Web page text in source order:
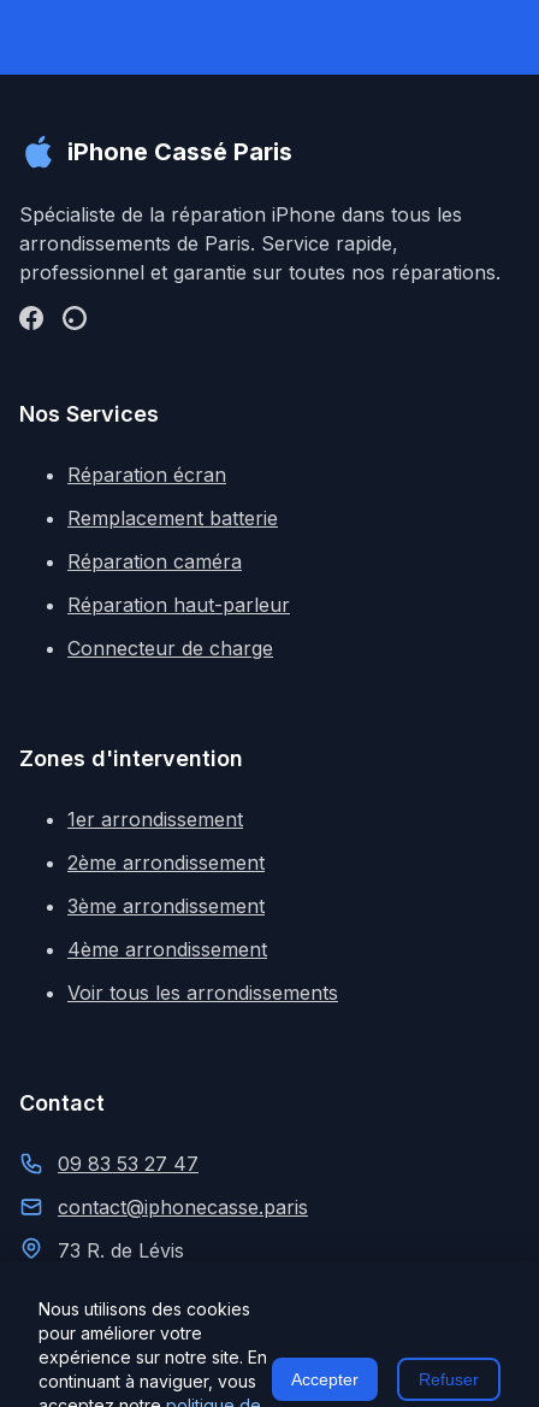
iPhone Cassé Paris
Spécialiste de la réparation iPhone dans tous les
arrondissements de Paris. Service rapide,
professionnel et garantie sur toutes nos réparations.
Nos Services
Réparation écran
Remplacement batterie
Réparation caméra
Réparation haut-parleur
Connecteur de charge
Zones d'intervention
1er arrondissement
2ème arrondissement
3ème arrondissement
4ème arrondissement
Voir tous les arrondissements
Contact
09 83 53 27 47
contact@iphonecasse.paris
73 R. de Lévis
© 2025 iPhone Cassé Paris.
Tous droits réservés.
Mentions
Politique de
Nous utilisons des cookies
pour améliorer votre
expérience sur notre site. En
continuant à naviguer, vous
Accepter Refuser